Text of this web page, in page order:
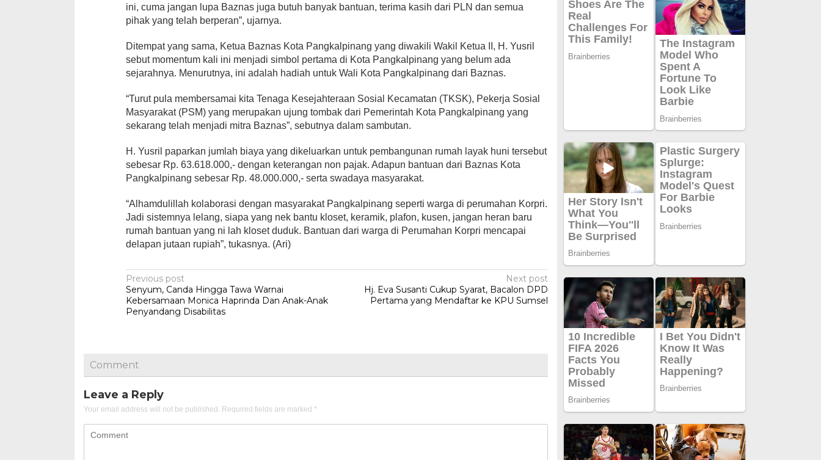
ini, cuma jangan lupa Baznas juga butuh banyak bantuan, terima kasih dari PLN dan semua
pihak yang telah berperan”, ujarnya.
Ditempat yang sama, Ketua Baznas Kota Pangkalpinang yang diwakili Wakil Ketua II, H. Yusril
sebut momentum kali ini menjadi simbol pertama di Kota Pangkalpinang yang belum ada
sejarahnya. Menurutnya, ini adalah hadiah untuk Wali Kota Pangkalpinang dari Baznas.
“Turut pula membersamai kita Tenaga Kesejahteraan Sosial Kecamatan (TKSK), Pekerja Sosial
Masyarakat (PSM) yang merupakan ujung tombak dari Pemerintah Kota Pangkalpinang yang
sekarang telah menjadi mitra Baznas”, sebutnya dalam sambutan.
H. Yusril paparkan jumlah biaya yang dikeluarkan untuk pembangunan rumah layak huni tersebut
sebesar Rp. 63.618.000,- dengan keterangan non pajak. Adapun bantuan dari Baznas Kota
Pangkalpinang sebesar Rp. 48.000.000,- serta swadaya masyarakat.
“Alhamdulillah kolaborasi dengan masyarakat Pangkalpinang seperti warga di perumahan Korpri.
Jadi sistemnya lelang, siapa yang nek bantu kloset, keramik, plafon, kusen, jangan heran baru
rumah bantuan yang ni lah kloset duduk. Bantuan dari warga di Perumahan Korpri mencapai
delapan jutaan rupiah”, tukasnya. (Ari)
Post
navigation
Previous post
Senyum, Canda Hingga Tawa Warnai
Kebersamaan Monica Haprinda Dan Anak-Anak
Penyandang Disabilitas
Next post
Hj. Eva Susanti Cukup Syarat, Bacalon DPD
Pertama yang Mendaftar ke KPU Sumsel
Comment
Leave a Reply
Your email address will not be published. Required fields are marked *